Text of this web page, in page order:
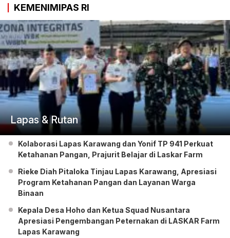
KEMENIMIPAS RI
Lapas & Rutan
Kolaborasi Lapas Karawang dan Yonif TP 941 Perkuat
Ketahanan Pangan, Prajurit Belajar di Laskar Farm
Rieke Diah Pitaloka Tinjau Lapas Karawang, Apresiasi
Program Ketahanan Pangan dan Layanan Warga
Binaan
Kepala Desa Hoho dan Ketua Squad Nusantara
Apresiasi Pengembangan Peternakan di LASKAR Farm
Lapas Karawang